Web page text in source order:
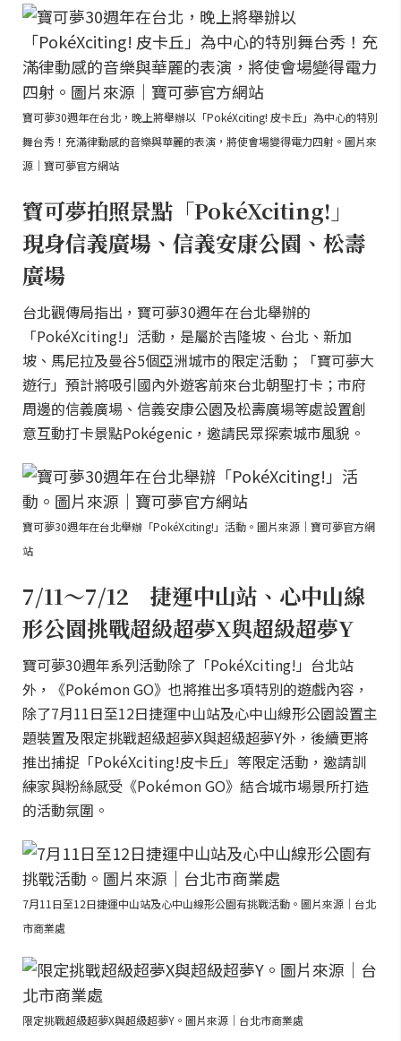
寶可夢30週年在台北，晚上將舉辦以「PokéXciting! 皮卡丘」為中心的特別
舞台秀！充滿律動感的音樂與華麗的表演，將使會場變得電力四射。圖片來
源｜寶可夢官方網站
寶可夢拍照景點「PokéXciting!」
現身信義廣場、信義安康公園、松壽
廣場
台北觀傳局指出，寶可夢30週年在台北舉辦的
「PokéXciting!」活動，是屬於吉隆坡、台北、新加
坡、馬尼拉及曼谷5個亞洲城市的限定活動；「寶可夢大
遊行」預計將吸引國內外遊客前來台北朝聖打卡；市府
周邊的信義廣場、信義安康公園及松壽廣場等處設置創
意互動打卡景點Pokégenic，邀請民眾探索城市風貌。
寶可夢30週年在台北舉辦「PokéXciting!」活動。圖片來源｜寶可夢官方網
站
7/11～7/12 捷運中山站、心中山線
形公園挑戰超級超夢X與超級超夢Y
寶可夢30週年系列活動除了「PokéXciting!」台北站
外，《Pokémon GO》也將推出多項特別的遊戲內容，
除了7月11日至12日捷運中山站及心中山線形公園設置主
題裝置及限定挑戰超級超夢X與超級超夢Y外，後續更將
推出捕捉「PokéXciting!皮卡丘」等限定活動，邀請訓
練家與粉絲感受《Pokémon GO》結合城市場景所打造
的活動氛圍。
7月11日至12日捷運中山站及心中山線形公園有挑戰活動。圖片來源｜台北
市商業處
限定挑戰超級超夢X與超級超夢Y。圖片來源｜台北市商業處